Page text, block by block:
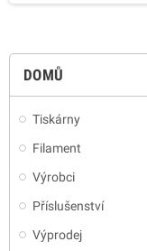
DOMŮ
Tiskárny
Filament
Výrobci
Příslušenství
Výprodej